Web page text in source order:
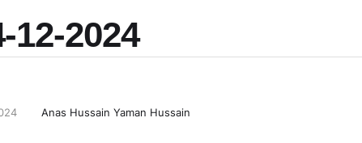
12-2024
Anas Hussain Yaman Hussain